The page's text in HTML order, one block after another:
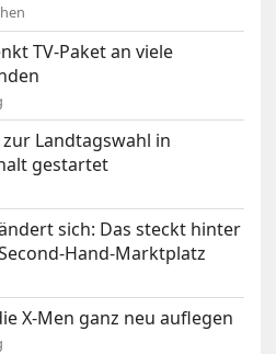
TV-Paket an viele
Landtagswahl in
gestartet
sich: Das steckt hinter
Hand-Marktplatz
X-Men ganz neu auflegen